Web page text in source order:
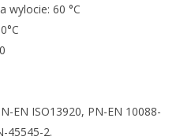
wylocie: 60 °C
EN ISO13920, PN-EN 10088-
45545-2.